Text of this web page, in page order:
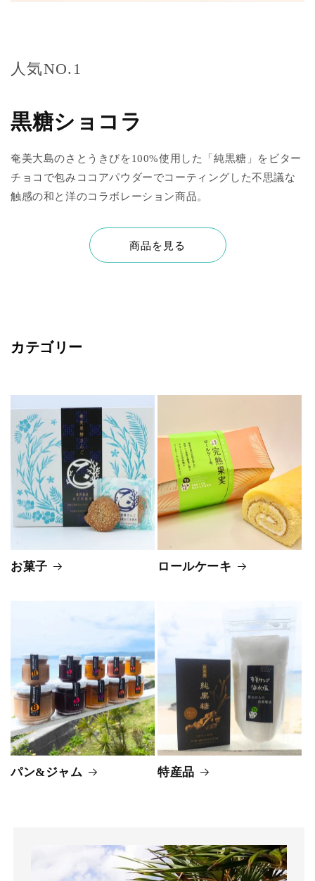
人気NO.1
黒糖ショコラ
奄美大島のさとうきびを100%使用した「純黒糖」をビター
チョコで包みココアパウダーでコーティングした不思議な
触感の和と洋のコラボレーション商品。
商品を見る
カテゴリー
お菓子 ロールケーキ
パン&ジャム 特産品